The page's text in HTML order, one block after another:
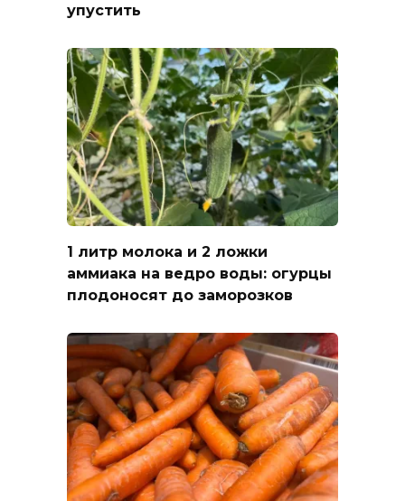
упустить
1 литр молока и 2 ложки
аммиака на ведро воды: огурцы
плодоносят до заморозков